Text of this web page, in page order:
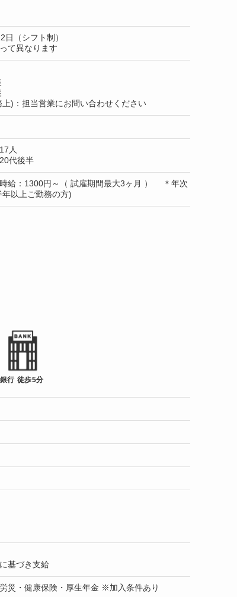
日（シフト制）
て異なります
)：担当営業にお問い合わせください
人
代後半
給：1300円～（ 試雇期間最大3ヶ月 ） ＊年次
以上ご勤務の方)
銀行 徒歩5分
基づき支給
災・健康保険・厚生年金 ※加入条件あり